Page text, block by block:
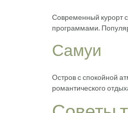
Современный курорт
программами.
Самуи
Остров с спокойной
романтического